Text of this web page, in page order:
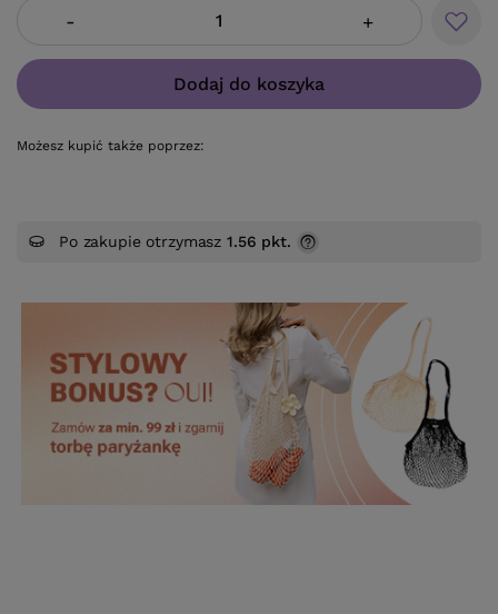
- +
Dodaj do koszyka
Możesz kupić także poprzez:
Po zakupie otrzymasz1.56 pkt.